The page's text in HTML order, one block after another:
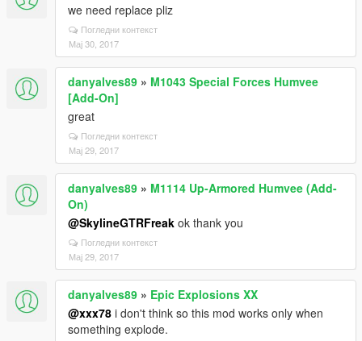
we need replace pliz
Погледни контекст
Мај 30, 2017
danyalves89 » M1043 Special Forces Humvee
[Add-On]
great
Погледни контекст
Мај 29, 2017
danyalves89 » M1114 Up-Armored Humvee (Add-
On)
@SkylineGTRFreak ok thank you
Погледни контекст
Мај 29, 2017
danyalves89 » Epic Explosions XX
@xxx78 i don't think so this mod works only when
something explode.